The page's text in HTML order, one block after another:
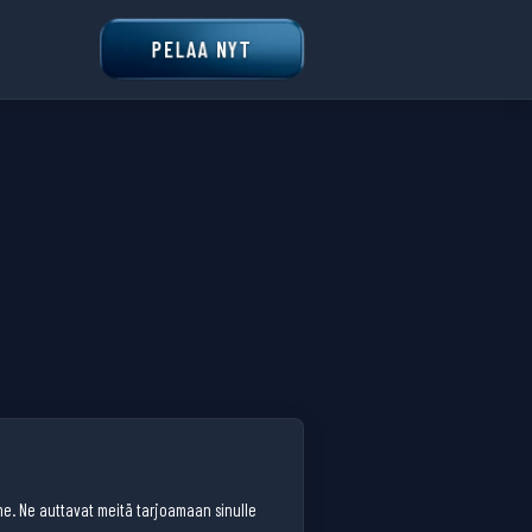
PELAA NYT
Ne auttavat meitä tarjoamaan sinulle